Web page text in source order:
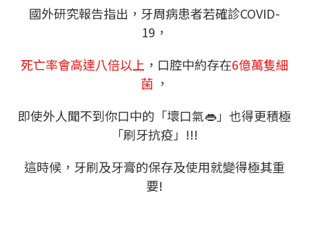
國外研究報告指出，牙周病患者若確診COVID-
19，
死亡率會高達八倍以上 ，口腔中約存在6億萬隻細
菌 ，
即使外人聞不到你口中的「壞口氣👄」也得更積極
「刷牙抗疫」!!!
這時候，牙刷及牙膏的保存及使用就變得極其重
要!